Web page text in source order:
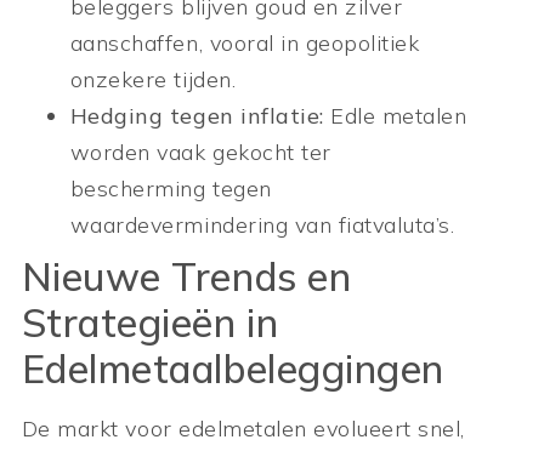
beleggers blijven goud en zilver
aanschaffen, vooral in geopolitiek
onzekere tijden.
Hedging tegen inflatie: Edle metalen
worden vaak gekocht ter
bescherming tegen
waardevermindering van fiatvaluta’s.
Nieuwe Trends en
Strategieën in
Edelmetaalbeleggingen
De markt voor edelmetalen evolueert snel,